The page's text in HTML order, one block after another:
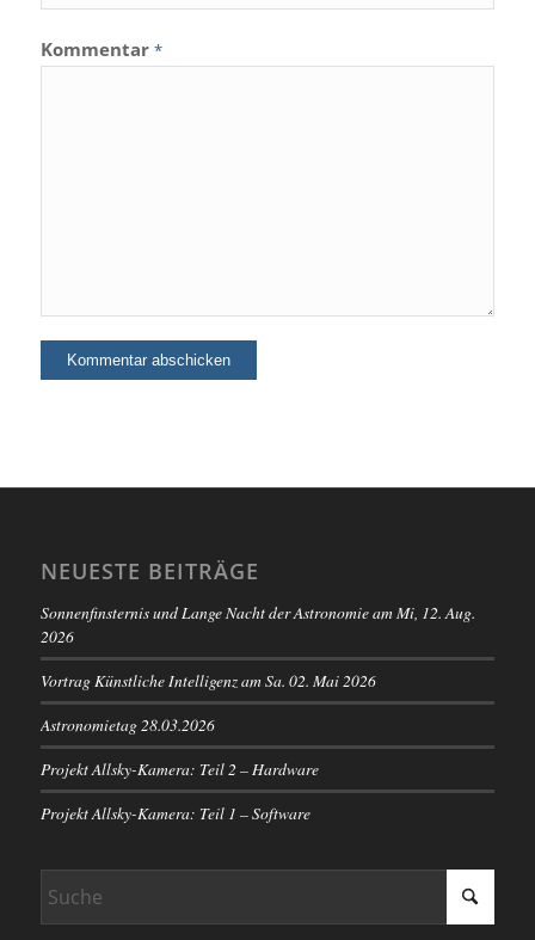
Kommentar *
NEUESTE BEITRÄGE
Sonnenfinsternis und Lange Nacht der Astronomie am Mi, 12. Aug.
2026
Vortrag Künstliche Intelligenz am Sa. 02. Mai 2026
Astronomietag 28.03.2026
Projekt Allsky-Kamera: Teil 2 – Hardware
Projekt Allsky-Kamera: Teil 1 – Software